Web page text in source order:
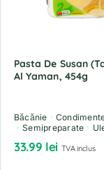
Pasta De Susan
Al Yaman, 454g
Băcănie
Semipreparate
33.99 lei TVA inclus